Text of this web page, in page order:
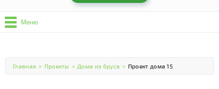
Меню
Главная > Проекты > Дома из бруса > Проект дома 15